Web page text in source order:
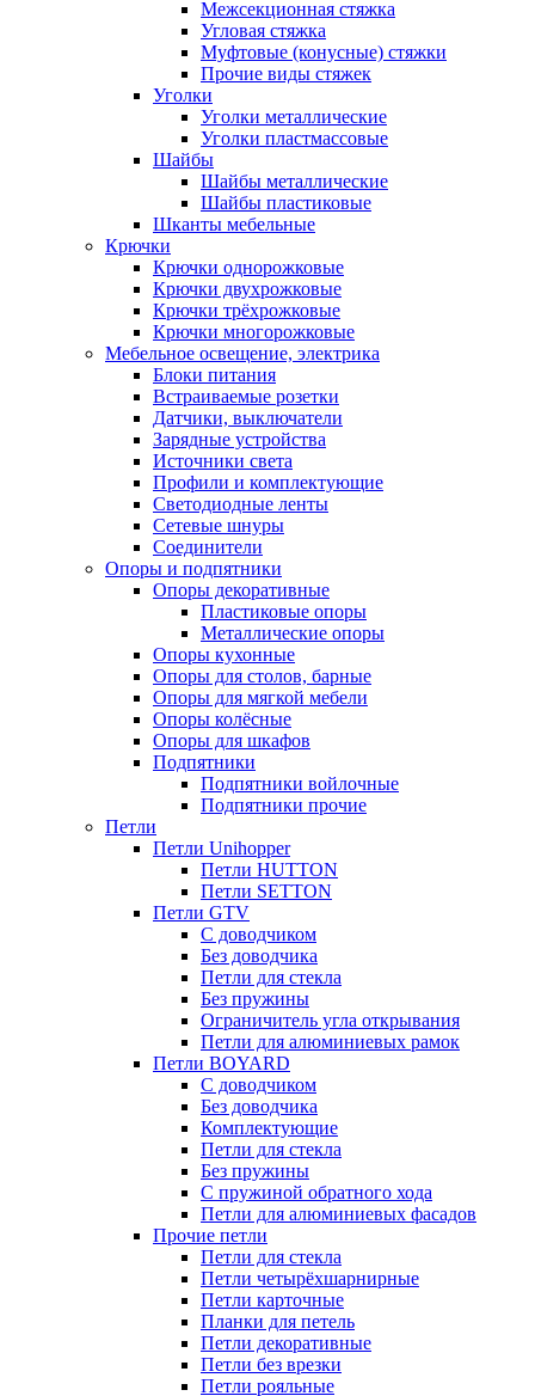
Межсекционная стяжка
Угловая стяжка
Муфтовые (конусные) стяжки
Прочие виды стяжек
Уголки
Уголки металлические
Уголки пластмассовые
Шайбы
Шайбы металлические
Шайбы пластиковые
Шканты мебельные
Крючки
Крючки однорожковые
Крючки двухрожковые
Крючки трёхрожковые
Крючки многорожковые
Мебельное освещение, электрика
Блоки питания
Встраиваемые розетки
Датчики, выключатели
Зарядные устройства
Источники света
Профили и комплектующие
Светодиодные ленты
Сетевые шнуры
Соединители
Опоры и подпятники
Опоры декоративные
Пластиковые опоры
Металлические опоры
Опоры кухонные
Опоры для столов, барные
Опоры для мягкой мебели
Опоры колёсные
Опоры для шкафов
Подпятники
Подпятники войлочные
Подпятники прочие
Петли
Петли Unihopper
Петли HUTTON
Петли SETTON
Петли GTV
С доводчиком
Без доводчика
Петли для стекла
Без пружины
Ограничитель угла открывания
Петли для алюминиевых рамок
Петли BOYARD
С доводчиком
Без доводчика
Комплектующие
Петли для стекла
Без пружины
С пружиной обратного хода
Петли для алюминиевых фасадов
Прочие петли
Петли для стекла
Петли четырёхшарнирные
Петли карточные
Планки для петель
Петли декоративные
Петли без врезки
Петли рояльные